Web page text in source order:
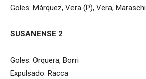
Goles: Márquez, Vera (P), Vera, Maraschi
SUSANENSE 2
Goles: Orquera, Borri
Expulsado: Racca